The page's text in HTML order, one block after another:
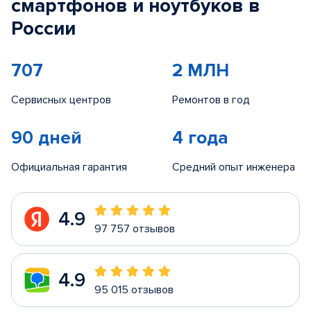
смартфонов и ноутбуков в
России
707
Сервисных центров
2 МЛН
Ремонтов в год
90 дней
Официальная гарантия
4 года
Средний опыт инженера
4.9 97 757 отзывов
4.9 95 015 отзывов